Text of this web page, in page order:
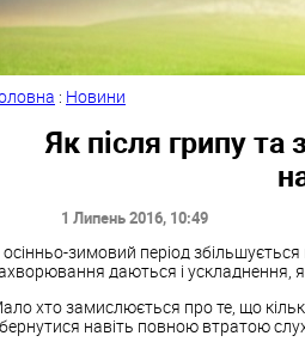
: Новини
Як після грипу та
1 Липень 2016, 10:49
зимовий період збільшується
даються і ускладнення,
хто замислюється про те, що
навіть повною втратою